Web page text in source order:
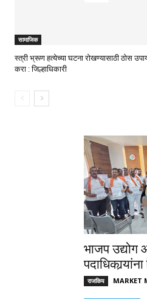
सामाजिक
स्त्री भ्रूण हत्येच्या घटना रोखण्यासाठी ठोस
करा : जिल्हाधिकारी
भाजप उद्योग
राजकिय MARKET